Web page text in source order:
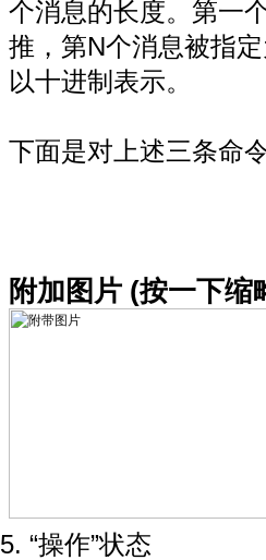
个消息的长度。第一
推，第N个消息被指
以十进制表示。
下面是对上述三条命
附加图片 (按一下缩
5. “操作”状态